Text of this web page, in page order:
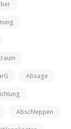
Absage
Abschleppen